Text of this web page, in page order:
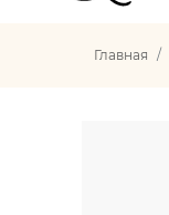
Главная